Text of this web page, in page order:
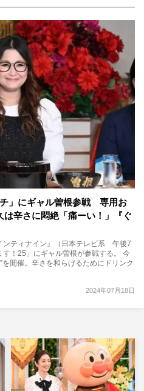
」にギャル曽根参戦 専用お
辛さに悶絶「痛ーい！」『ぐ
ンティナイン』（日本テレビ系 午後7
！25」にギャル曽根が参戦する。 今
開催。辛さを和らげるためにドリンク
2024年07月18日